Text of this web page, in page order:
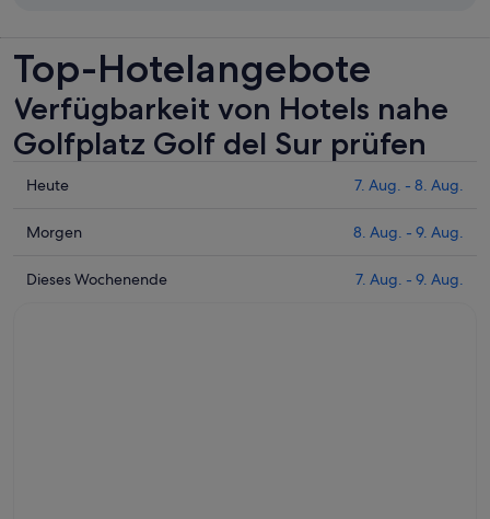
Top-Hotelangebote
Verfügbarkeit von Hotels nahe
Golfplatz Golf del Sur prüfen
Prüfe
Preise
Golfplatz
Heute 7. Aug. - 8. Aug.
Prüfe
Preise
Morgen 8. Aug. - 9. Aug.
Prüfe
Dieses Wochenende 7. Aug. - 9. Aug.